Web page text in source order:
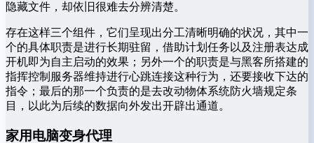
隐藏文件，却依旧很难去分辨清楚。
存在这样三个组件，它们呈现出分工清晰明确的状况，其中一
个的具体职责是进行长期驻留，借助计划任务以及注册表达成
开机即为自主启动的效果；另外一个的职责是与黑客所搭建的
指挥控制服务器维持进行心跳连接这种行为，还要接收下达的
指令；最后的那一个负责的是去改动物体系统防火墙规定条
目，以此为后续的数据向外发出开辟出通道。
家用电脑变身代理